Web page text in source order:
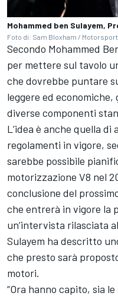
Mohammed ben Sulayem,
Foto di: Sam Bloxham /
Secondo Mohammed
per mettere sul tavolo
che dovrebbe puntare
leggere ed economiche,
diverse componenti
L’idea è anche quella
regolamenti in vigore,
sarebbe possibile
motorizzazione V8 nel
conclusione del
che entrerà in vigore la
un’intervista rilasciata
Sulayem ha descritto
che presto sarà
motori.
“Ora hanno capito, sia